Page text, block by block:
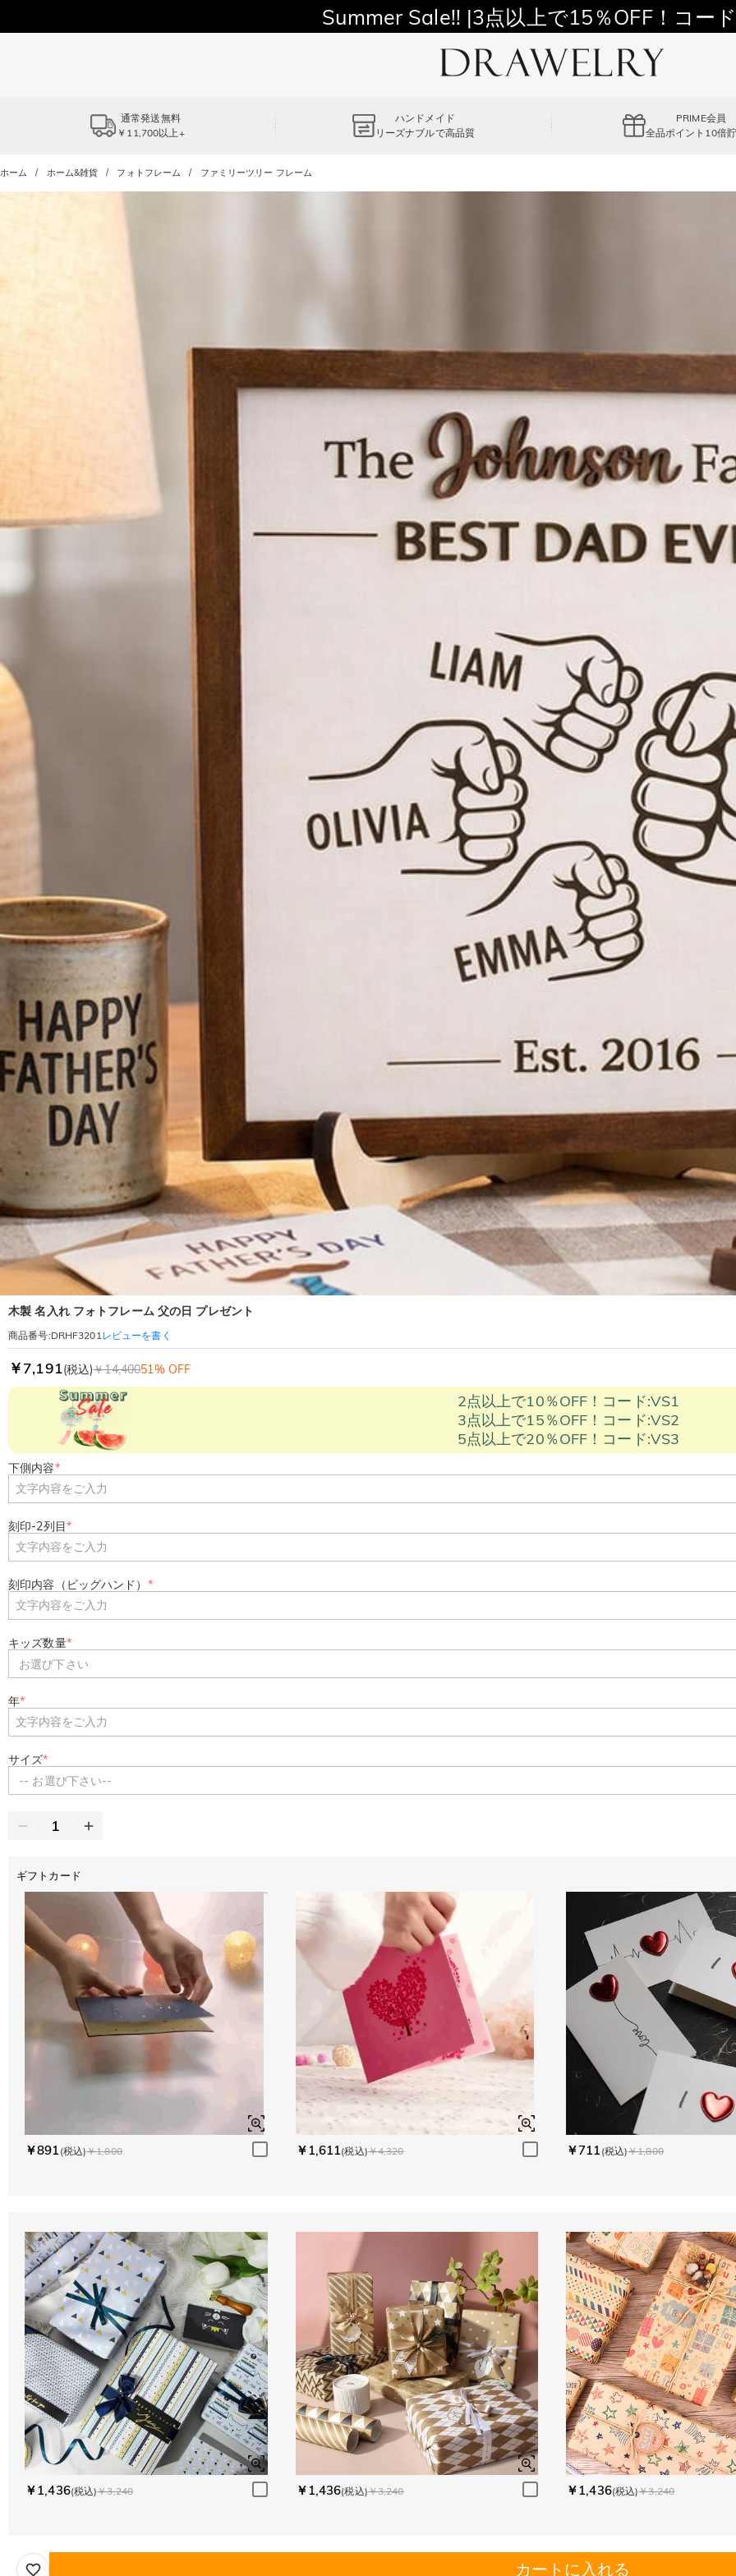
11,700円以上通常配送無料！
Summer Sale!! |3点以上で15％OFF！コード
通常発送無料
￥11,700以上+
ハンドメイド
リーズナブルで高品質
PRIME会員
全品ポイント10倍
ホーム ホーム&雑貨 フォトフレーム ファミリーツリー フレーム
木製 名入れ フォトフレーム 父の日 プレゼント
商品番号:DRHF3201レビューを書く
￥7,191(税込)￥14,40051% OFF
2点以上で10％OFF！コード:VS1
3点以上で15％OFF！コード:VS2
5点以上で20％OFF！コード:VS3
下側内容*
刻印-2列目*
刻印内容（ビッグハンド） *
キッズ数量*
お選び下さい
年*
サイズ*
-- お選び下さい--
ギフトカード
￥891 (税込)￥1,800 ￥1,611(税込)￥4,320 ￥711 (税込)￥1,800
￥1,436(税込)￥3,240 ￥1,436(税込)￥3,240 ￥1,436(税込)￥3,240
カートに入れる